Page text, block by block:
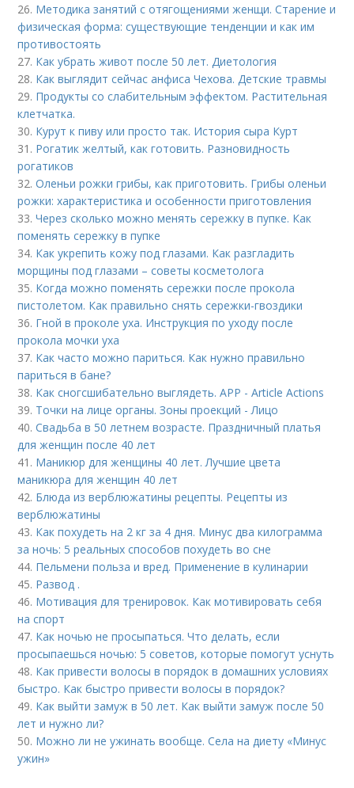
26. Методика занятий с отягощениями женщи. Старение и
физическая форма: существующие тенденции и как им
противостоять
27. Как убрать живот после 50 лет. Диетология
28. Как выглядит сейчас анфиса Чехова. Детские травмы
29. Продукты со слабительным эффектом. Растительная
клетчатка.
30. Курут к пиву или просто так. История сыра Курт
31. Рогатик желтый, как готовить. Разновидность
рогатиков
32.Оленьи рожки грибы, как приготовить. Грибы оленьи
рожки: характеристика и особенности приготовления
33.Через сколько можно менять сережку в пупке. Как
поменять сережку в пупке
34. Как укрепить кожу под глазами. Как разгладить
морщины под глазами – советы косметолога
35. Когда можно поменять сережки после прокола
пистолетом. Как правильно снять сережки-гвоздики
36. Гной в проколе уха. Инструкция по уходу после
прокола мочки уха
37. Как часто можно париться. Как нужно правильно
париться в бане?
38. Как сногсшибательно выглядеть. APP - Article Actions
39. Точки на лице органы. Зоны проекций - Лицо
40.Свадьба в 50 летнем возрасте. Праздничный платья
для женщин после 40 лет
41. Маникюр для женщины 40 лет. Лучшие цвета
маникюра для женщин 40 лет
42. Блюда из верблюжатины рецепты. Рецепты из
верблюжатины
43. Как похудеть на 2 кг за 4 дня. Минус два килограмма
за ночь: 5 реальных способов похудеть во сне
44. Пельмени польза и вред. Применение в кулинарии
45. Развод .
46. Мотивация для тренировок. Как мотивировать себя
на спорт
47. Как ночью не просыпаться. Что делать, если
просыпаешься ночью: 5 советов, которые помогут уснуть
48. Как привести волосы в порядок в домашних условиях
быстро. Как быстро привести волосы в порядок?
49. Как выйти замуж в 50 лет. Как выйти замуж после 50
лет и нужно ли?
50. Можно ли не ужинать вообще. Села на диету «Минус
ужин»